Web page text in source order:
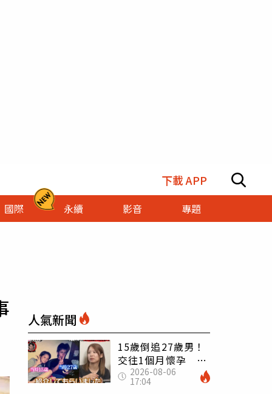
下載 APP
國際 永續 影音 專題
人氣新聞
15歲倒追27歲男！
交往1個月懷孕 36
歲當阿嬤故事曝光
2026-08-06
17:04